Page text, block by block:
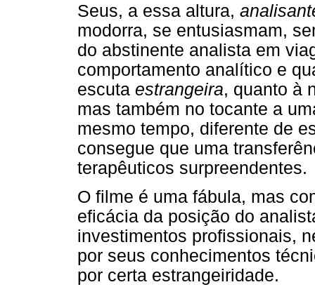
Seus, a essa altura,
modorra, se entusiasmam,
do abstinente analista em
comportamento analítico e
escuta estrangeira, quanto à
mas também no tocante a
mesmo tempo, diferente de
consegue que uma
terapêuticos surpreendentes.
O filme é uma fábula, mas
eficácia da posição do
investimentos profissionais,
por seus conhecimentos
por certa estrangeiridade.